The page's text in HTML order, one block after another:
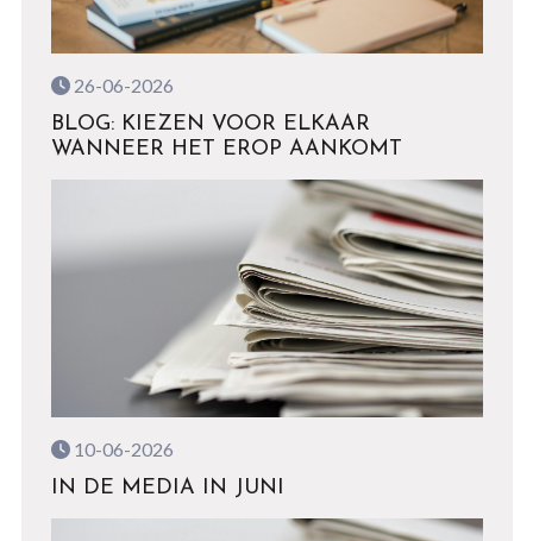
26-06-2026
BLOG: KIEZEN VOOR ELKAAR
WANNEER HET EROP AANKOMT
10-06-2026
IN DE MEDIA IN JUNI